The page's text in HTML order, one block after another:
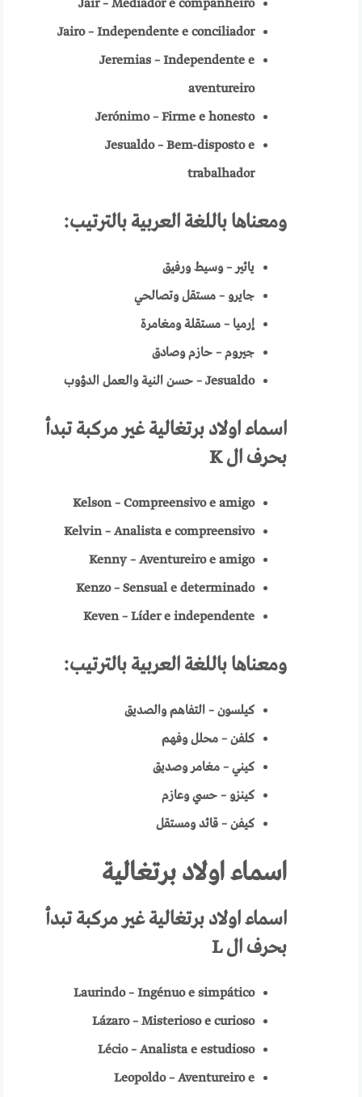
Jair – Mediador e companheiro
Jairo – Independente e conciliador
Jeremias – Independente e
aventureiro
Jerónimo – Firme e honesto
Jesualdo – Bem-disposto e
trabalhador
ومعناها باللغة العربية بالترتيب:
يائير – وسيط ورفيق
جايرو – مستقل وتصالحي
إرميا – مستقلة ومغامرة
جيروم – حازم وصادق
Jesualdo
–حسن النية والعمل الدؤوب
اسماءاولاد برتغاليةغير مركبة تبدأ
بحرف الK
Kelson – Compreensivo e amigo
Kelvin – Analista e compreensivo
Kenny – Aventureiro e amigo
Kenzo – Sensual e determinado
Keven – Líder e independente
ومعناها باللغة العربية بالترتيب:
كيلسون – التفاهم والصديق
كلفن – محلل وفهم
كيني – مغامر وصديق
كينزو – حسي وعازم
كيفن – قائد ومستقل
اسماء اولاد برتغالية
اسماءاولاد برتغاليةغير مركبة تبدأ
بحرف الL
Laurindo – Ingénuo e simpático
Lázaro – Misterioso e curioso
Lécio – Analista e estudioso
Leopoldo – Aventureiro e